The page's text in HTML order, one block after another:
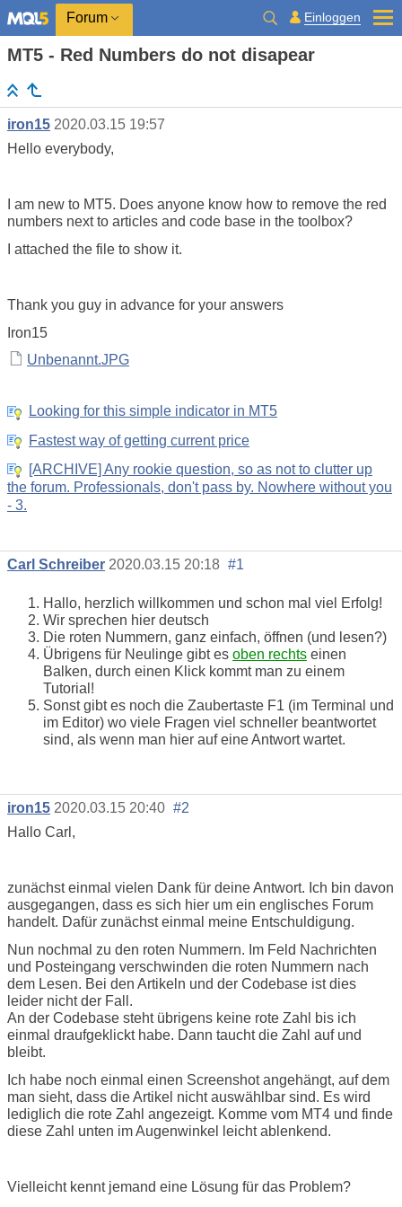
Forum Einloggen
MT5 - Red Numbers do not disapear
iron15 2020.03.15 19:57
Hello everybody,
I am new to MT5. Does anyone know how to remove the red
numbers next to articles and code base in the toolbox?
I attached the file to show it.
Thank you guy in advance for your answers
Iron15
Unbenannt.JPG
Looking for this simple indicator in MT5
Fastest way of getting current price
[ARCHIVE] Any rookie question, so as not to clutter up
the forum. Professionals, don't pass by. Nowhere without you
- 3.
Carl Schreiber 2020.03.15 20:18 #1
Hallo, herzlich willkommen und schon mal viel Erfolg!
Wir sprechen hier deutsch
Die roten Nummern, ganz einfach, öffnen (und lesen?)
Übrigens für Neulinge gibt es oben rechts einen
Balken, durch einen Klick kommt man zu einem
Tutorial!
Sonst gibt es noch die Zaubertaste F1 (im Terminal und
im Editor) wo viele Fragen viel schneller beantwortet
sind, als wenn man hier auf eine Antwort wartet.
iron15 2020.03.15 20:40 #2
Hallo Carl,
zunächst einmal vielen Dank für deine Antwort. Ich bin davon
ausgegangen, dass es sich hier um ein englisches Forum
handelt. Dafür zunächst einmal meine Entschuldigung.
Nun nochmal zu den roten Nummern. Im Feld Nachrichten
und Posteingang verschwinden die roten Nummern nach
dem Lesen. Bei den Artikeln und der Codebase ist dies
leider nicht der Fall.
An der Codebase steht übrigens keine rote Zahl bis ich
einmal draufgeklickt habe. Dann taucht die Zahl auf und
bleibt.
Ich habe noch einmal einen Screenshot angehängt, auf dem
man sieht, dass die Artikel nicht auswählbar sind. Es wird
lediglich die rote Zahl angezeigt. Komme vom MT4 und finde
diese Zahl unten im Augenwinkel leicht ablenkend.
Vielleicht kennt jemand eine Lösung für das Problem?